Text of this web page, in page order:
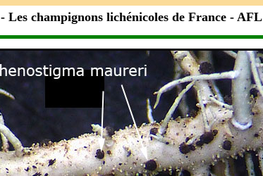
- Les champignons lichénicoles de France - AFL